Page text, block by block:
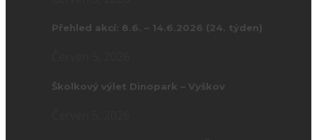
Přehled akcí: 8.6. – 14.6.2026 (24. týden)
Školkový výlet Dinopark – Vyškov